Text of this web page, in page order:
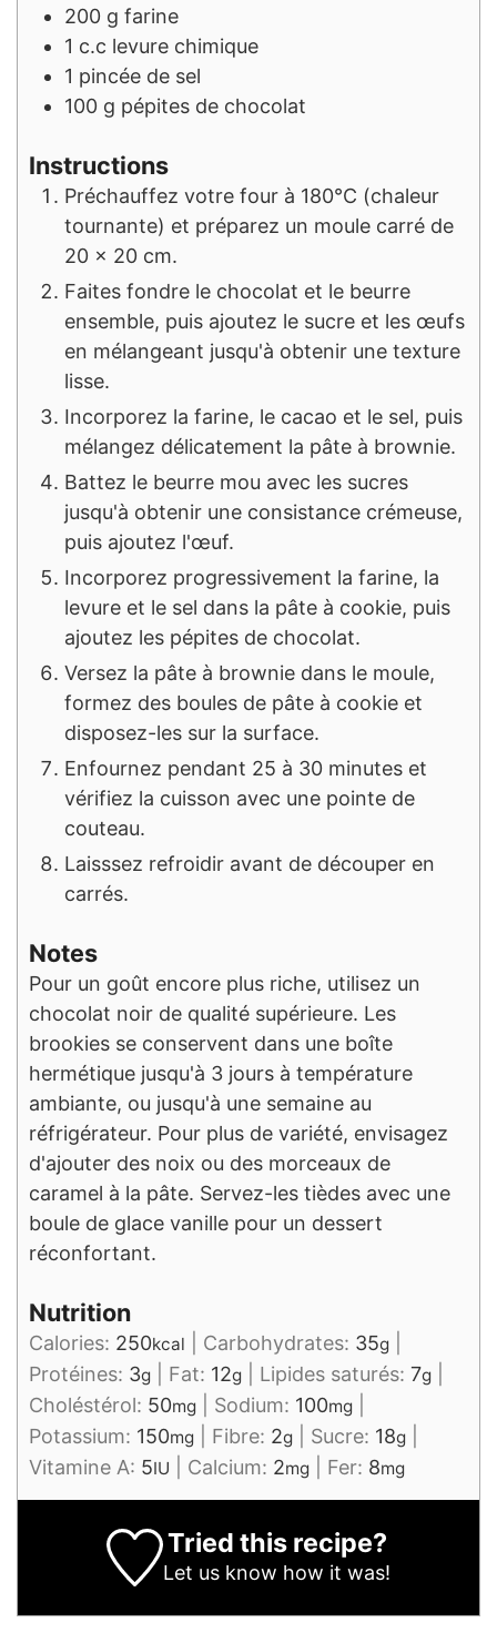
200 g farine
1 c.c levure chimique
1 pincée de sel
100 g pépites de chocolat
Instructions
Préchauffez votre four à 180°C (chaleur
tournante) et préparez un moule carré de
20 x 20 cm.
Faites fondre le chocolat et le beurre
ensemble, puis ajoutez le sucre et les œufs
en mélangeant jusqu'à obtenir une texture
lisse.
Incorporez la farine, le cacao et le sel, puis
mélangez délicatement la pâte à brownie.
Battez le beurre mou avec les sucres
jusqu'à obtenir une consistance crémeuse,
puis ajoutez l'œuf.
Incorporez progressivement la farine, la
levure et le sel dans la pâte à cookie, puis
ajoutez les pépites de chocolat.
Versez la pâte à brownie dans le moule,
formez des boules de pâte à cookie et
disposez-les sur la surface.
Enfournez pendant 25 à 30 minutes et
vérifiez la cuisson avec une pointe de
couteau.
Laisssez refroidir avant de découper en
carrés.
Notes
Pour un goût encore plus riche, utilisez un
chocolat noir de qualité supérieure. Les
brookies se conservent dans une boîte
hermétique jusqu'à 3 jours à température
ambiante, ou jusqu'à une semaine au
réfrigérateur. Pour plus de variété, envisagez
d'ajouter des noix ou des morceaux de
caramel à la pâte. Servez-les tièdes avec une
boule de glace vanille pour un dessert
réconfortant.
Nutrition
Calories: 250kcal Carbohydrates: 35g
Protéines: 3g Fat: 12g Lipides saturés: 7g
Choléstérol: 50mg Sodium: 100mg
Potassium: 150mg Fibre: 2g Sucre: 18g
Vitamine A: 5IU Calcium: 2mg Fer: 8mg
Tried this recipe?
Let us know how it was!